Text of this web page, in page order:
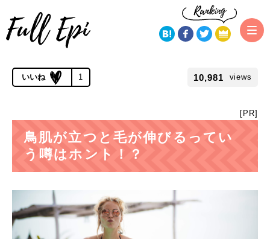
トップページ
鳥肌が立つとムダ毛が
伸びる？！肌がプツプツしたら毛がチクチクするのは何故？噂の真相
1 10,981 views
[PR]
鳥肌が立つと毛が伸びるってい
う噂はホント！？